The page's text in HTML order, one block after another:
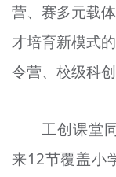
营、赛多元载
才培育新模式
令营、校级科
工创课堂
来12节覆盖小